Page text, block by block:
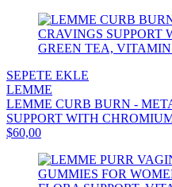
SEPETE EKLE
LEMME
LEMME CURB BURN -
SUPPORT WITH
$60,00